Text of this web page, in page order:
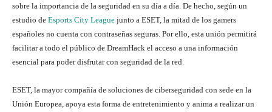
sobre la importancia de la seguridad en su día a día. De hecho, según un
estudio de Esports City League junto a ESET, la mitad de los gamers
españoles no cuenta con contraseñas seguras. Por ello, esta unión permitirá
facilitar a todo el público de DreamHack el acceso a una información
esencial para poder disfrutar con seguridad de la red.
ESET, la mayor compañía de soluciones de ciberseguridad con sede en la
Unión Europea, apoya esta forma de entretenimiento y anima a realizar un